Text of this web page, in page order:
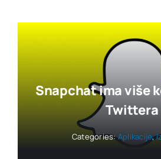
Snapchat ima više
Twittera
Categories:Aplikacije,